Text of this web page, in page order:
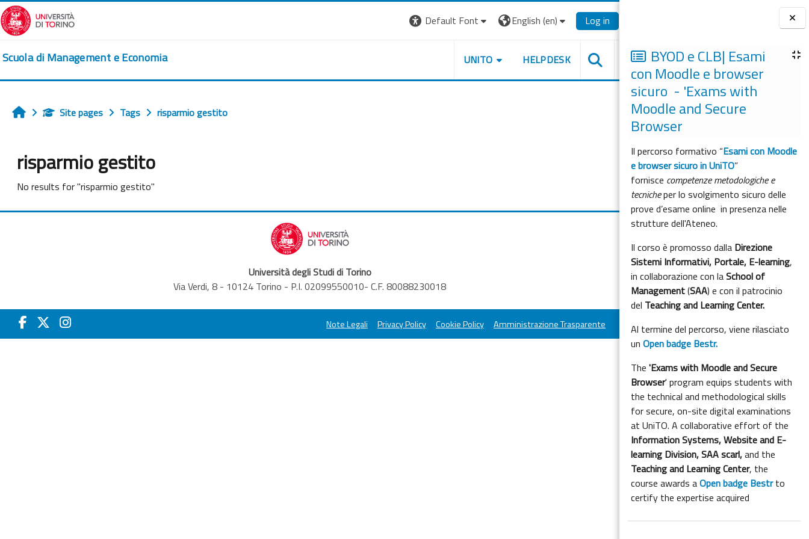
Skip to main content
BlocksBYOD e CLB| Esami
con Moodle e browser
sicuro - 'Exams with
Moodle and Secure
Browser
Il percorso formativo “Esami con Moodle
e browser sicuro in UniTO”
fornisce competenze metodologiche e
tecnicheper lo svolgimento sicuro delle
prove d’esame online in presenza nelle
strutture dell'Ateneo.
Il corso è promosso dalla Direzione
Sistemi Informativi, Portale, E-learning,
in collaborazione con laSchool of
Management(SAA) e con il patrocinio
del Teaching and Learning Center.
Al termine del percorso, viene rilasciato
unOpen badge Bestr.
The'Exams with Moodle and Secure
Browser' program equips students with
the technical and methodological skills
for secure, on-site digital examinations
at UniTO. A collaborative effort of the
Information Systems, Website and E-
learning Division,SAA scarl,and the
Teaching and Learning Center, the
course awards aOpen badge Bestrto
certify the expertise acquired
Default Font English ‎(en)‎ Log in
Scuola di Management e Economia UNITO HELPDESK
HomeSite pages Tags risparmio gestito
risparmio gestito
No results for "risparmio gestito"
Università degli Studi di Torino
Via Verdi, 8 - 10124 Torino - P.I. 02099550010- C.F. 80088230018
Note Legali Privacy Policy Cookie Policy Amministrazione Trasparente